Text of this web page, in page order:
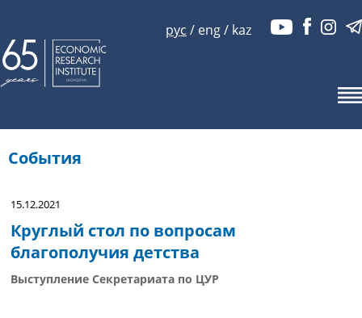
рус / eng/ kaz
События
15.12.2021
Круглый стол по вопросам
благополучия детства
Выступление Секретариата по ЦУР